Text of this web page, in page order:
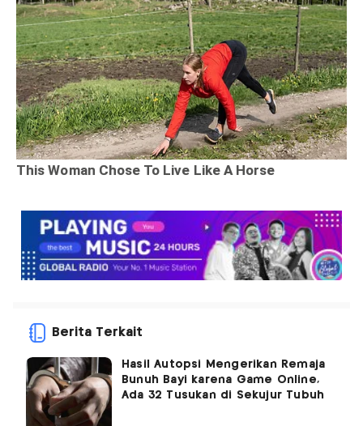
Berita Terkait
Hasil Autopsi Mengerikan Remaja
Bunuh Bayi karena Game Online,
Ada 32 Tusukan di Sekujur Tubuh